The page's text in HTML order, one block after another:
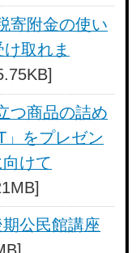
寄附金の使い
取れま
つ商品の詰め
」をプレゼン
けて
期公民館講座